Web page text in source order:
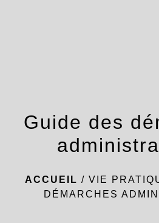
Guide des
ACCUEIL / VIE
DÉMARCHES